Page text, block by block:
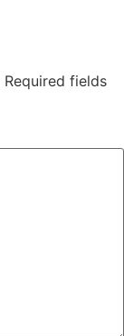
Required fields